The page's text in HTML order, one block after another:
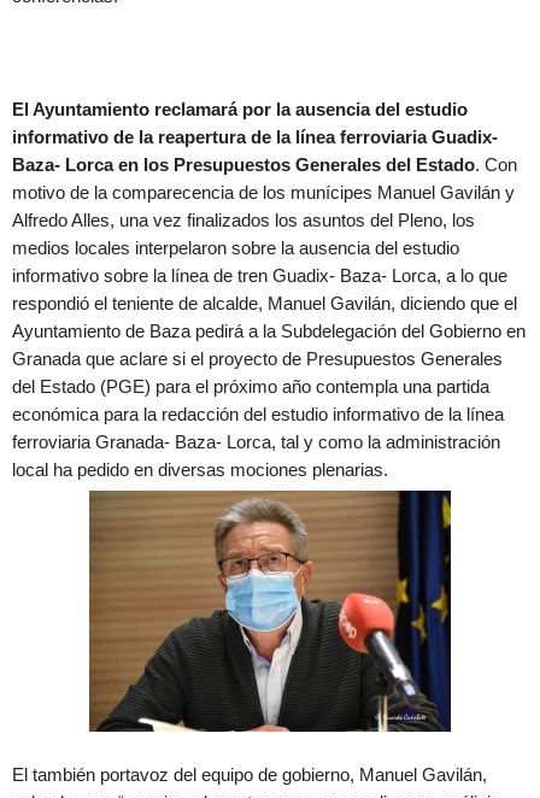
El Ayuntamiento reclamará por la ausencia del estudio
informativo de la reapertura de la línea ferroviaria Guadix-
Baza- Lorca en los Presupuestos Generales del Estado. Con
motivo de la comparecencia de los munícipes Manuel Gavilán y
Alfredo Alles, una vez finalizados los asuntos del Pleno, los
medios locales interpelaron sobre la ausencia del estudio
informativo sobre la línea de tren Guadix- Baza- Lorca, a lo que
respondió el teniente de alcalde, Manuel Gavilán, diciendo que el
Ayuntamiento de Baza pedirá a la Subdelegación del Gobierno en
Granada que aclare si el proyecto de Presupuestos Generales
del Estado (PGE) para el próximo año contempla una partida
económica para la redacción del estudio informativo de la línea
ferroviaria Granada- Baza- Lorca, tal y como la administración
local ha pedido en diversas mociones plenarias.
El también portavoz del equipo de gobierno, Manuel Gavilán,